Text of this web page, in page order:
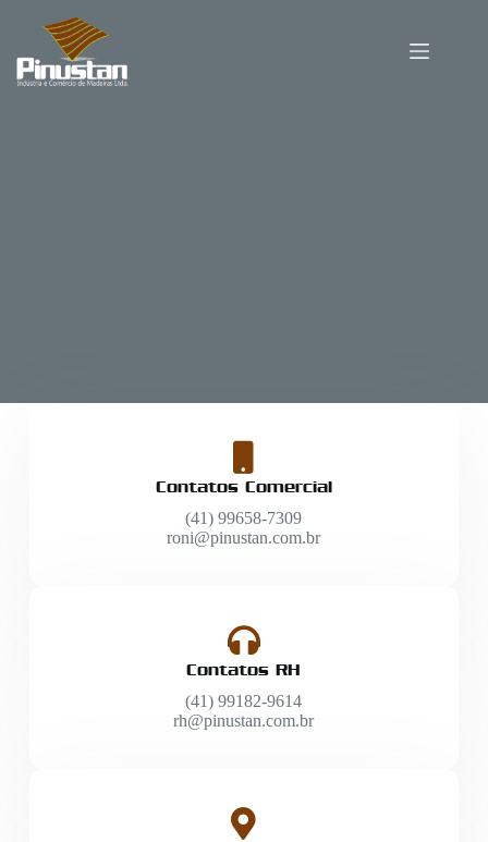
Contatos Comercial
(41) 99658-7309
roni@pinustan.com.br
Contatos RH
(41) 99182-9614
rh@pinustan.com.br